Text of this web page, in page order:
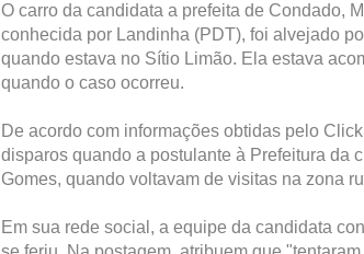
O carro da candidata a prefeita de Condado,
conhecida por Landinha (PDT), foi alvejado
quando estava no Sítio Limão. Ela estava
quando o caso ocorreu.
De acordo com informações obtidas pelo
disparos quando a postulante à Prefeitura da
Gomes, quando voltavam de visitas na zona
Em sua rede social, a equipe da candidata